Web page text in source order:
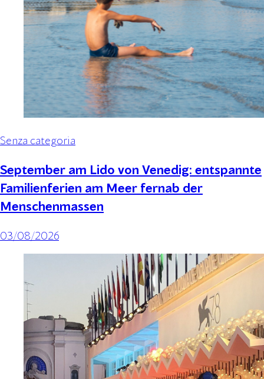
Senza categoria
September am Lido von Venedig: entspannte
Familienferien am Meer fernab der
Menschenmassen
03/08/2026